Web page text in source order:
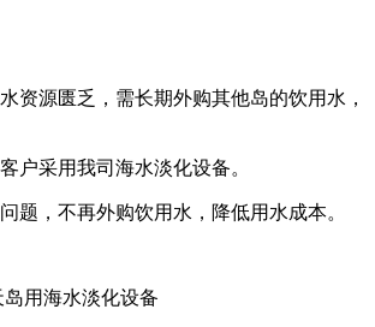
资源匮乏，需长期外购其他岛的饮用水，
户采用我司海水淡化设备。
题，不再外购饮用水，降低用水成本。
岛用海水淡化设备